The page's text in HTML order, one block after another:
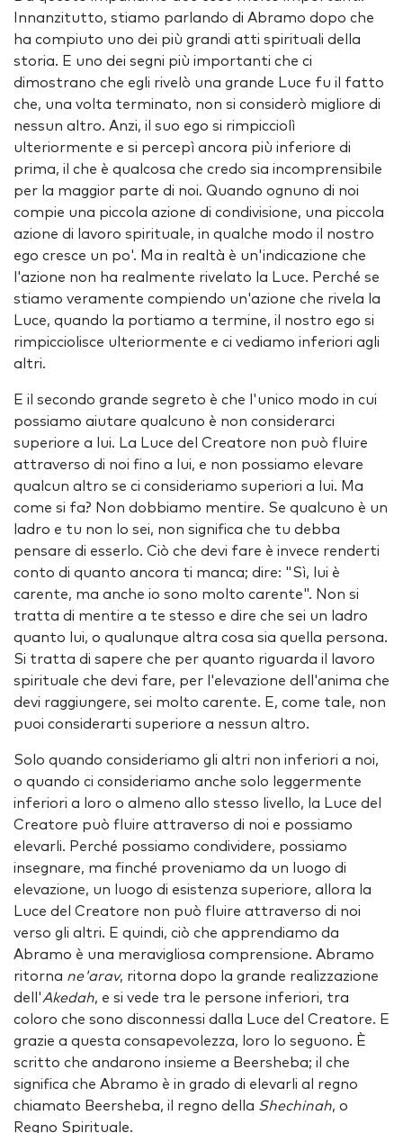
Innanzitutto, stiamo parlando di Abramo dopo che
ha compiuto uno dei più grandi atti spirituali della
storia. E uno dei segni più importanti che ci
dimostrano che egli rivelò una grande Luce fu il fatto
che, una volta terminato, non si considerò migliore di
nessun altro. Anzi, il suo ego si rimpicciolì
ulteriormente e si percepì ancora più inferiore di
prima, il che è qualcosa che credo sia incomprensibile
per la maggior parte di noi. Quando ognuno di noi
compie una piccola azione di condivisione, una piccola
azione di lavoro spirituale, in qualche modo il nostro
ego cresce un po'. Ma in realtà è un'indicazione che
l'azione non ha realmente rivelato la Luce. Perché se
stiamo veramente compiendo un'azione che rivela la
Luce, quando la portiamo a termine, il nostro ego si
rimpicciolisce ulteriormente e ci vediamo inferiori agli
altri.
E il secondo grande segreto è che l'unico modo in cui
possiamo aiutare qualcuno è non considerarci
superiore a lui. La Luce del Creatore non può fluire
attraverso di noi fino a lui, e non possiamo elevare
qualcun altro se ci consideriamo superiori a lui. Ma
come si fa? Non dobbiamo mentire. Se qualcuno è un
ladro e tu non lo sei, non significa che tu debba
pensare di esserlo. Ciò che devi fare è invece renderti
conto di quanto ancora ti manca; dire: "Sì, lui è
carente, ma anche io sono molto carente". Non si
tratta di mentire a te stesso e dire che sei un ladro
quanto lui, o qualunque altra cosa sia quella persona.
Si tratta di sapere che per quanto riguarda il lavoro
spirituale che devi fare, per l'elevazione dell'anima che
devi raggiungere, sei molto carente. E, come tale, non
puoi considerarti superiore a nessun altro.
Solo quando consideriamo gli altri non inferiori a noi,
o quando ci consideriamo anche solo leggermente
inferiori a loro o almeno allo stesso livello, la Luce del
Creatore può fluire attraverso di noi e possiamo
elevarli. Perché possiamo condividere, possiamo
insegnare, ma finché proveniamo da un luogo di
elevazione, un luogo di esistenza superiore, allora la
Luce del Creatore non può fluire attraverso di noi
verso gli altri. E quindi, ciò che apprendiamo da
Abramo è una meravigliosa comprensione. Abramo
ritorna ne'arav, ritorna dopo la grande realizzazione
dell'Akedah, e si vede tra le persone inferiori, tra
coloro che sono disconnessi dalla Luce del Creatore. E
grazie a questa consapevolezza, loro lo seguono. È
scritto che andarono insieme a Beersheba; il che
significa che Abramo è in grado di elevarli al regno
chiamato Beersheba, il regno della Shechinah, o
Regno Spirituale.